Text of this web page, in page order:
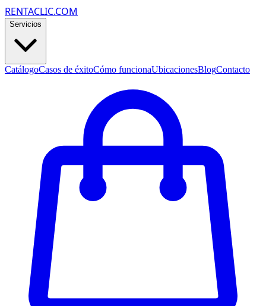
RENTACLIC.COM
Servicios
CatálogoCasos de éxitoCómo funcionaUbicacionesBlogContacto